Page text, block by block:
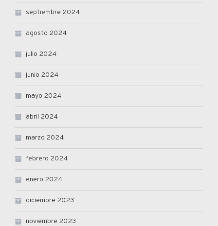
septiembre 2024
agosto 2024
julio 2024
junio 2024
mayo 2024
abril 2024
marzo 2024
febrero 2024
enero 2024
diciembre 2023
noviembre 2023